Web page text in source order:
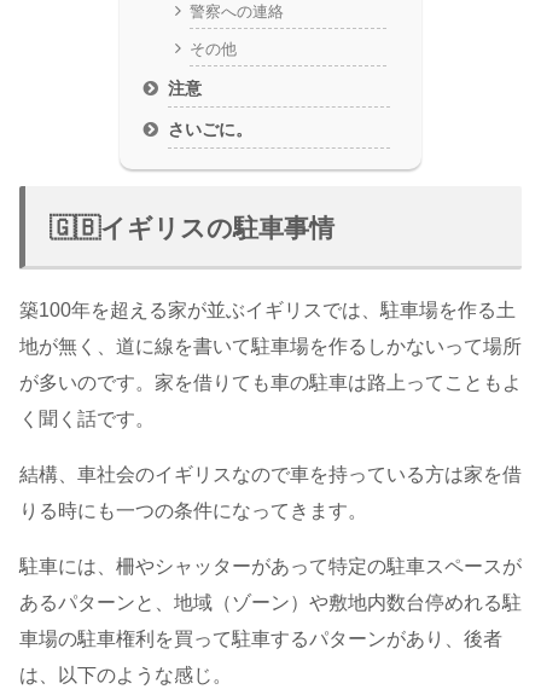
警察への連絡
その他
注意
さいごに。
🇬🇧イギリスの駐車事情
築100年を超える家が並ぶイギリスでは、駐車場を作る土
地が無く、道に線を書いて駐車場を作るしかないって場所
が多いのです。家を借りても車の駐車は路上ってこともよ
く聞く話です。
結構、車社会のイギリスなので車を持っている方は家を借
りる時にも一つの条件になってきます。
駐車には、柵やシャッターがあって特定の駐車スペースが
あるパターンと、地域（ゾーン）や敷地内数台停めれる駐
車場の駐車権利を買って駐車するパターンがあり、後者
は、以下のような感じ。